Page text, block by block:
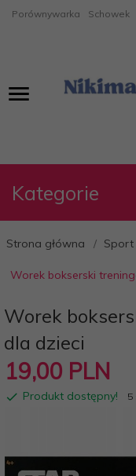
Porównywarka Schowek
Kategorie
Strona główna Sport
Worek bokserski
Worek
dla dzieci
19,00 PLN
Produkt dostępny! 5